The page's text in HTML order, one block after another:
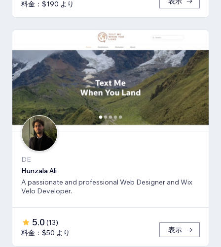
料金：$190 より
DE
Hunzala Ali
A passionate and professional Web Designer and Wix
Velo Developer.
5.0 (13)
料金：$50 より
表示